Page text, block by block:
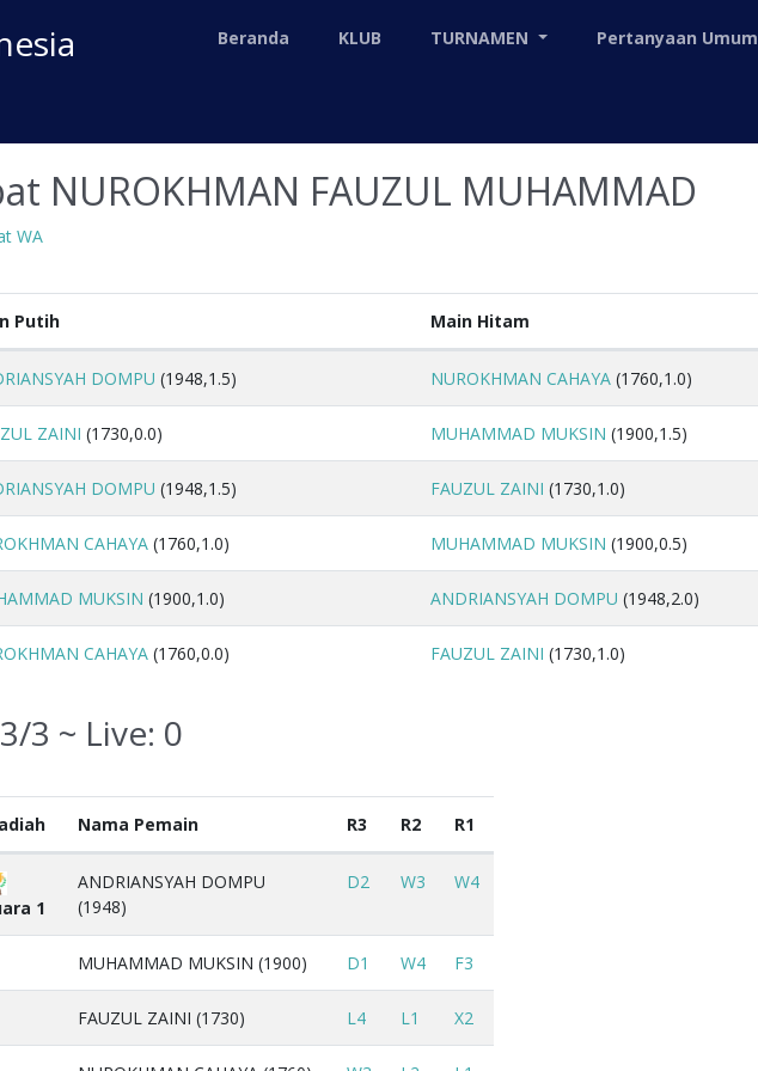
Beranda KLUB TURNAMEN Pertanyaan Umum
NUROKHMAN FAUZUL MUHAMMAD
WA
Putih Main Hitam
DOMPU (1948,1.5) NUROKHMAN CAHAYA (1760,1.0)
ZAINI (1730,0.0) MUHAMMAD MUKSIN (1900,1.5)
DOMPU (1948,1.5) FAUZUL ZAINI (1730,1.0)
CAHAYA (1760,1.0) MUHAMMAD MUKSIN (1900,0.5)
MUKSIN (1900,1.0) ANDRIANSYAH DOMPU (1948,2.0)
CAHAYA (1760,0.0) FAUZUL ZAINI (1730,1.0)
3 ~ Live: 0
Nama Pemain R3 R2 R1
1
ANDRIANSYAH DOMPU
(1948)
D2 W3 W4
MUHAMMAD MUKSIN (1900) D1 W4 F3
FAUZUL ZAINI (1730) L4 L1 X2